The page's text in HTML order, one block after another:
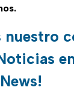
nuestro
News!